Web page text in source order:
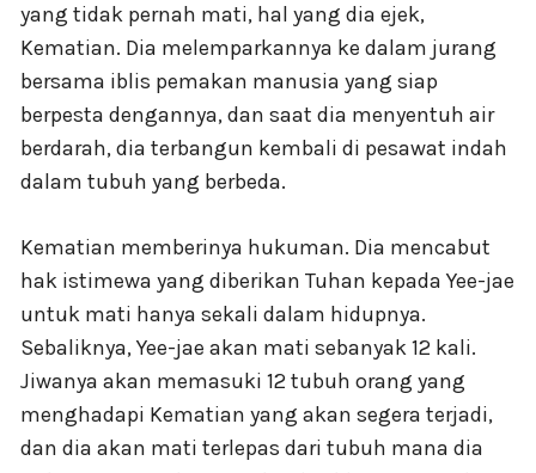
yang tidak pernah mati, hal yang dia ejek,
Kematian. Dia melemparkannya ke dalam jurang
bersama iblis pemakan manusia yang siap
berpesta dengannya, dan saat dia menyentuh air
berdarah, dia terbangun kembali di pesawat indah
dalam tubuh yang berbeda.
Kematian memberinya hukuman. Dia mencabut
hak istimewa yang diberikan Tuhan kepada Yee-jae
untuk mati hanya sekali dalam hidupnya.
Sebaliknya, Yee-jae akan mati sebanyak 12 kali.
Jiwanya akan memasuki 12 tubuh orang yang
menghadapi Kematian yang akan segera terjadi,
dan dia akan mati terlepas dari tubuh mana dia